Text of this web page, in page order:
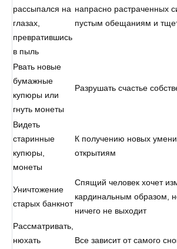
рассыпался на
глазах,
превратившись
в пыль
напрасно растраченных
пустым обещаниям и
Рвать новые
бумажные
купюры или
гнуть монеты
Разрушать счастье
Видеть
старинные
купюры,
монеты
К получению новых
открытиям
Уничтожение
старых банкнот
Спящий человек хочет
кардинальным образом,
ничего не выходит
Рассматривать,
нюхать
Все зависит от самого